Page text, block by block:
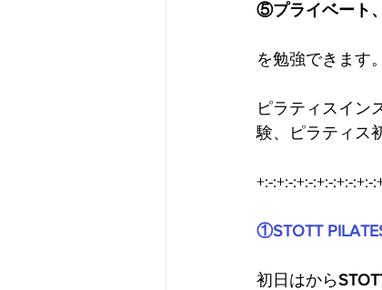
⑤プライベート
を勉強できます。
ピラティスイン
験、ピラティス
+:-:+:-:+:-:+:-:+:-:+:-
①STOTT
初日はから